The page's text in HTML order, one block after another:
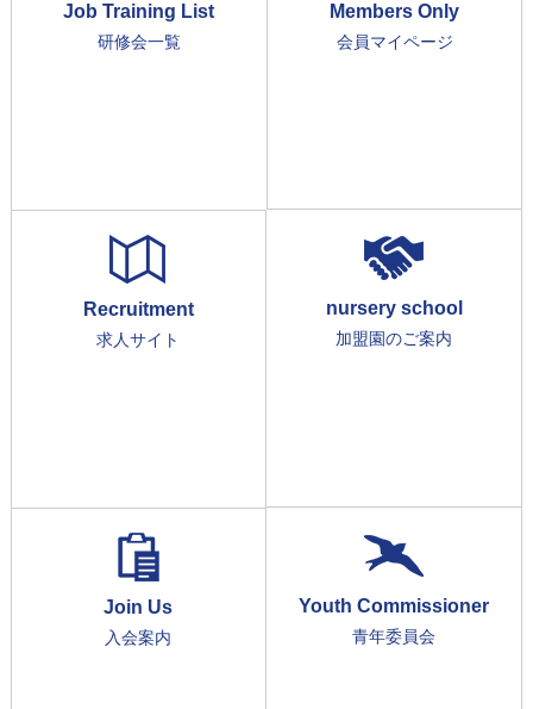
Job Training List
研修会一覧
Members Only
会員マイページ
Recruitment
求人サイト
nursery school
加盟園のご案内
Join Us
入会案内
Youth Commissioner
青年委員会